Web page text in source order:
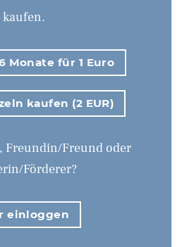
kaufen.
Monate für 1 Euro
kaufen (2 EUR)
Freundin/Freund oder
Förderer?
einloggen